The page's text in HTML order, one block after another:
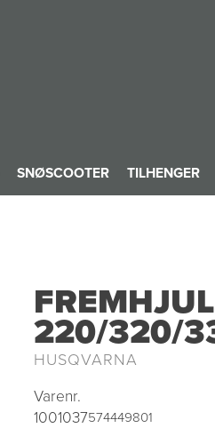
SNØSCOOTER TILHENGER
220/320/
HUSQVARNA
Varenr.
1001037574449801